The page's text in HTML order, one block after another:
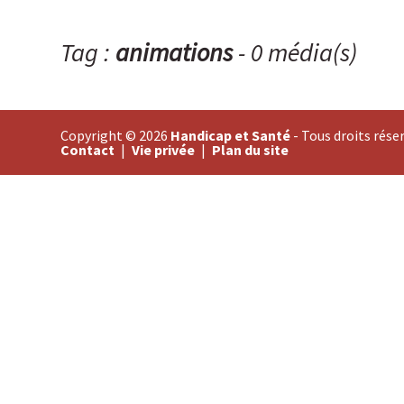
Tag : animations- 0 média(s)
Copyright © 2026 Handicap et Santé - Tous droits
Contact
Vie privée Plan du site